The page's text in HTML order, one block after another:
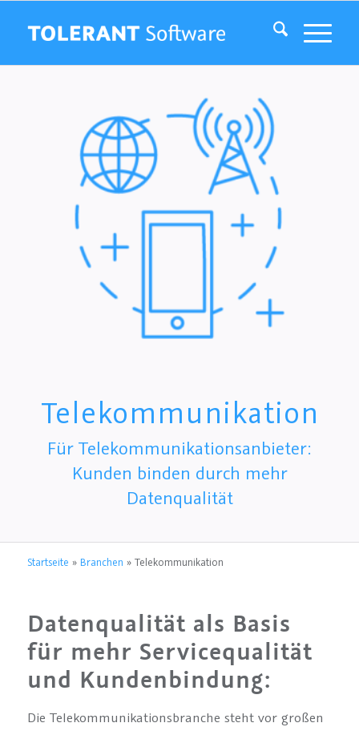
Telekommunikation
Für Telekommunikationsanbieter:
Kunden binden durch mehr
Datenqualität
Startseite » Branchen » Telekommunikation
Datenqualität als Basis
für mehr Servicequalität
und Kundenbindung:
Die Telekommunikationsbranche steht vor großen